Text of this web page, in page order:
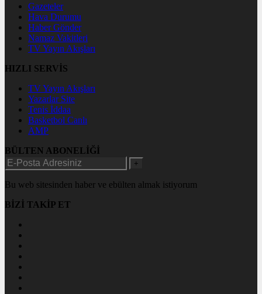
Gazeteler
Hava Durumu
Haber Gönder
Namaz Vakitleri
TV Yayın Akışları
HIZLI SERVİS
TV Yayın Akışları
Yazarlar Site
Tenis İddaa
Basketbol Canlı
AMP
BÜLTEN ABONELİĞİ
+
Bu web sitesinden haber ve ebülten almak istiyorum
BİZİ TAKİP ET